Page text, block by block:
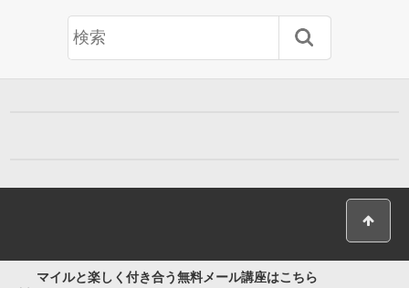
マイルと楽しく付き合う無料メール講座はこちら